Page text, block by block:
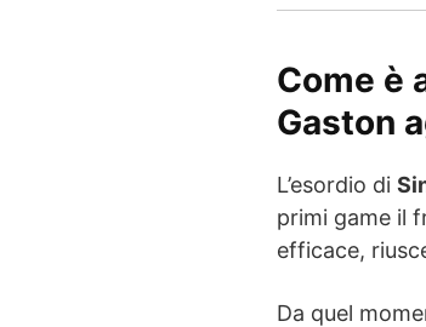
Come è
Gaston
L’esordio di
primi game il
efficace,
Da quel